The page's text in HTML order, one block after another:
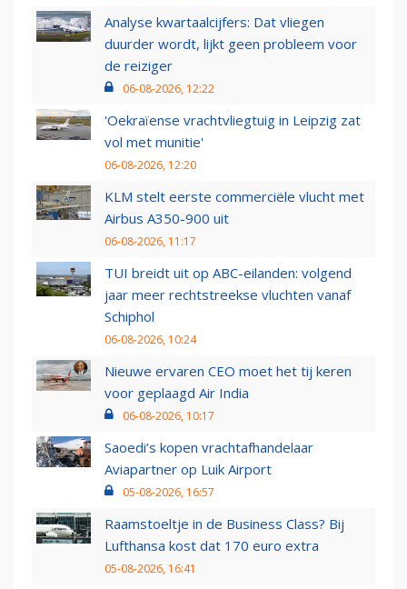
Analyse kwartaalcijfers: Dat vliegen
duurder wordt, lijkt geen probleem voor
de reiziger
06-08-2026, 12:22
'Oekraïense vrachtvliegtuig in Leipzig zat
vol met munitie'
06-08-2026, 12:20
KLM stelt eerste commerciële vlucht met
Airbus A350-900 uit
06-08-2026, 11:17
TUI breidt uit op ABC-eilanden: volgend
jaar meer rechtstreekse vluchten vanaf
Schiphol
06-08-2026, 10:24
Nieuwe ervaren CEO moet het tij keren
voor geplaagd Air India
06-08-2026, 10:17
Saoedi’s kopen vrachtafhandelaar
Aviapartner op Luik Airport
05-08-2026, 16:57
Raamstoeltje in de Business Class? Bij
Lufthansa kost dat 170 euro extra
05-08-2026, 16:41